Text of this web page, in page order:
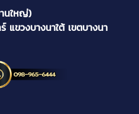
นใหญ่)
ขวงบางนาใต้ เขตบางนา